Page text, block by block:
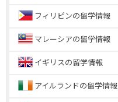
フィリピンの留学情報
マレーシアの留学情報
イギリスの留学情報
アイルランドの留学情報